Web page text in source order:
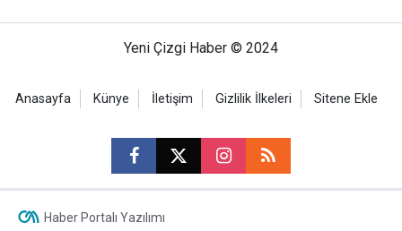
Yeni Çizgi Haber © 2024
Anasayfa Künye İletişim Gizlilik İlkeleri Sitene Ekle
Haber Portalı Yazılımı